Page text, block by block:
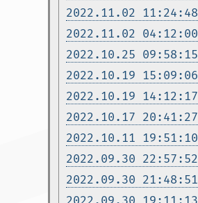
2022.11.02 11:24:48
2022.11.02 04:12:00
2022.10.25 09:58:15
2022.10.19 15:09:06
2022.10.19 14:12:17
2022.10.17 20:41:27
2022.10.11 19:51:10
2022.09.30 22:57:52
2022.09.30 21:48:51